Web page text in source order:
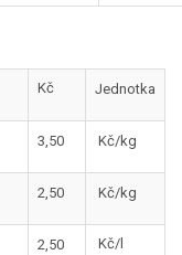
Kč Jednotka
3,50 Kč/kg
2,50 Kč/kg
2,50 Kč/l